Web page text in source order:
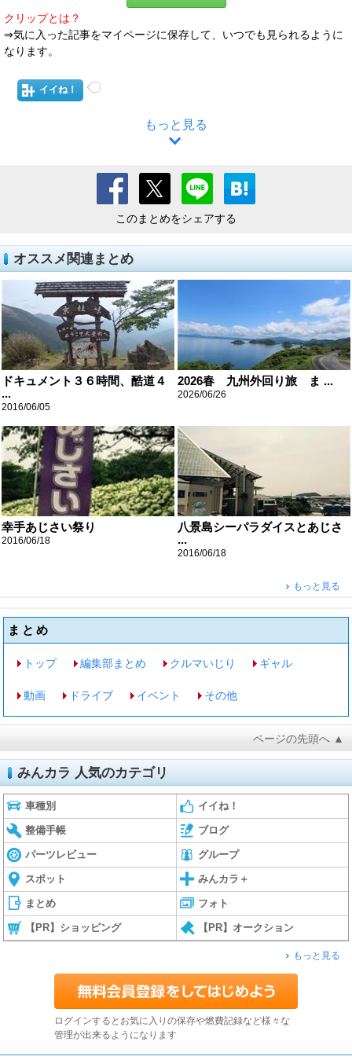
クリップとは？
⇒気に入った記事をマイページに保存して、いつでも見られるように
なります。
イイね！
もっと見る
このまとめをシェアする
オススメ関連まとめ
ドキュメント３６時間、酷道４
...
2016/06/05
2026春 九州外回り旅 ま ...
2026/06/26
幸手あじさい祭り
2016/06/18
八景島シーパラダイスとあじさ
...
2016/06/18
もっと見る
まとめ
トップ 編集部まとめ クルマいじり ギャル
動画 ドライブ イベント その他
ページの先頭へ ▲
みんカラ 人気のカテゴリ
車種別 イイね！
整備手帳 ブログ
パーツレビュー グループ
スポット みんカラ＋
まとめ フォト
【PR】ショッピング 【PR】オークション
もっと見る
ログインするとお気に入りの保存や燃費記録など様々な
管理が出来るようになります